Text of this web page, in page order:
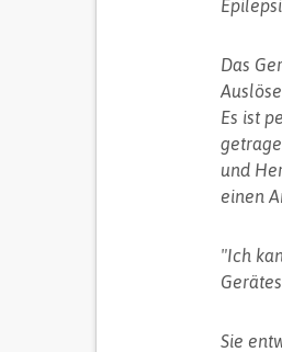
Das
Es ist
und
einen
"Ich
Sie